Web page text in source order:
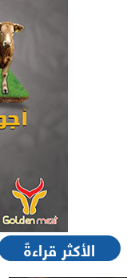
الأكثر قراءةً